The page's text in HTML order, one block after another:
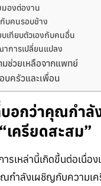
องต่องาน
บคนรอบข้าง
บเทียบตัวเองกับคนอื่น
การเปลี่ยนแปลง
มช่วยเหลือจากแพทย์
บครัวและเพื่อน
กว่าคุณกำลัง
เครียดสะสม”
รเหล่านี้เกิดขึ้นต่อเนื่อ
ำลังเผชิญกับความเค